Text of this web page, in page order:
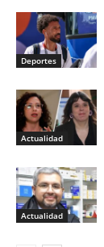
Deportes
Actualidad
Actualidad